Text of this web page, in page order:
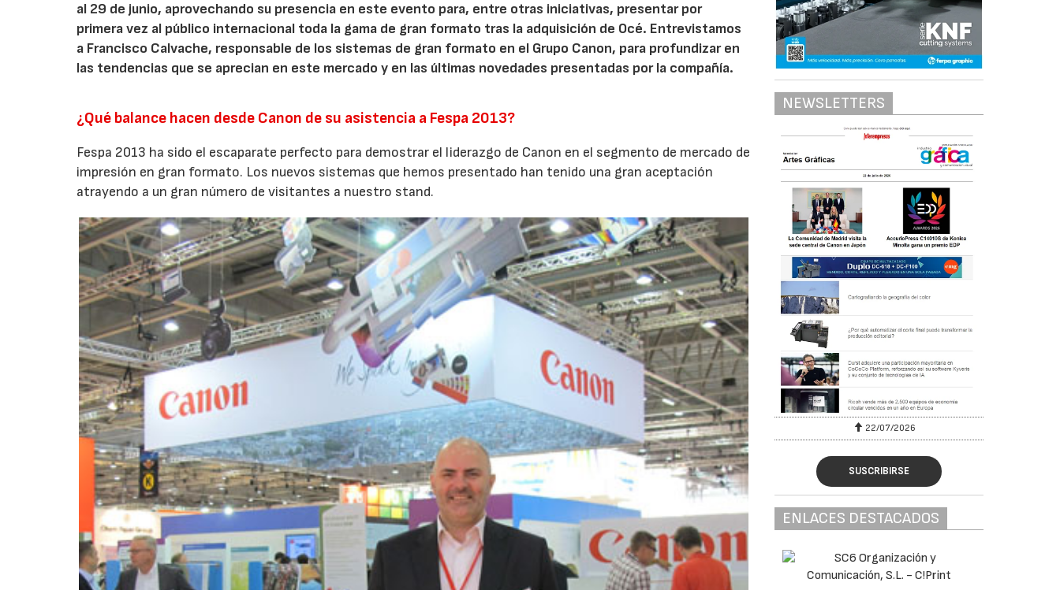
al 29 de junio, aprovechando su presencia en este evento para, entre otras iniciativas, presentar por
primera vez al público internacional toda la gama de gran formato tras la adquisición de Océ. Entrevistamos
a Francisco Calvache, responsable de los sistemas de gran formato en el Grupo Canon, para profundizar en
las tendencias que se aprecian en este mercado y en las últimas novedades presentadas por la compañía.
¿Qué balance hacen desde Canon de su asistencia a Fespa 2013?
Fespa 2013 ha sido el escaparate perfecto para demostrar el liderazgo de Canon en el segmento de mercado de
impresión en gran formato. Los nuevos sistemas que hemos presentado han tenido una gran aceptación
atrayendo a un gran número de visitantes a nuestro stand.
NEWSLETTERS
22/07/2026 29/07/2026 22/07/2026
SUSCRIBIRSE
ENLACES DESTACADOS